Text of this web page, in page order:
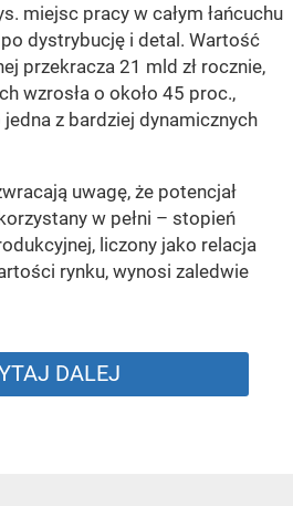
miejsc pracy w całym łańcuchu
dystrybucję i detal. Wartość
przekracza 21 mld zł rocznie,
wzrosła o około 45 proc.,
z bardziej dynamicznych
uwagę, że potencjał
w pełni – stopień
liczony jako relacja
rynku, wynosi zaledwie
DALEJ